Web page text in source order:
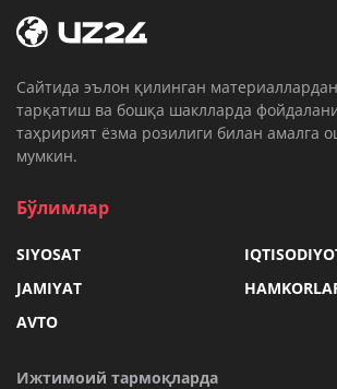
Cайтида эълон қилинган
тарқатиш ва бошқа шаклларда
таҳририят ёзма розилиги билан амалга
мумкин.
Бўлимлар
SIYOSAT
JAMIYAT
AVTO
Ижтимоий тармоқларда